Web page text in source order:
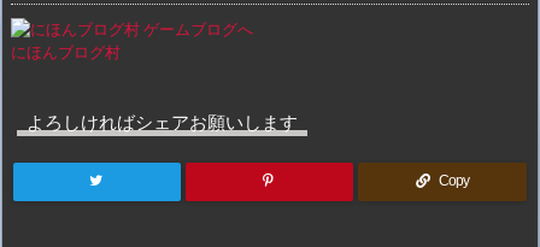
にほんブログ村
よろしければシェアお願いします
Copy